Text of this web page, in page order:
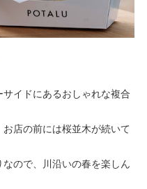
イドにあるおしゃれな複合
店の前には桜並木が続いて
ので、川沿いの春を楽しん